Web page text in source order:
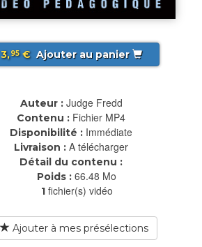
3,95€ Ajouter au panier
Auteur : Judge Fredd
Contenu : Fichier MP4
Disponibilité : Immédiate
Livraison : A télécharger
Détail du contenu :
Poids : 66.48 Mo
1 fichier(s) vidéo
Ajouter à mes présélections